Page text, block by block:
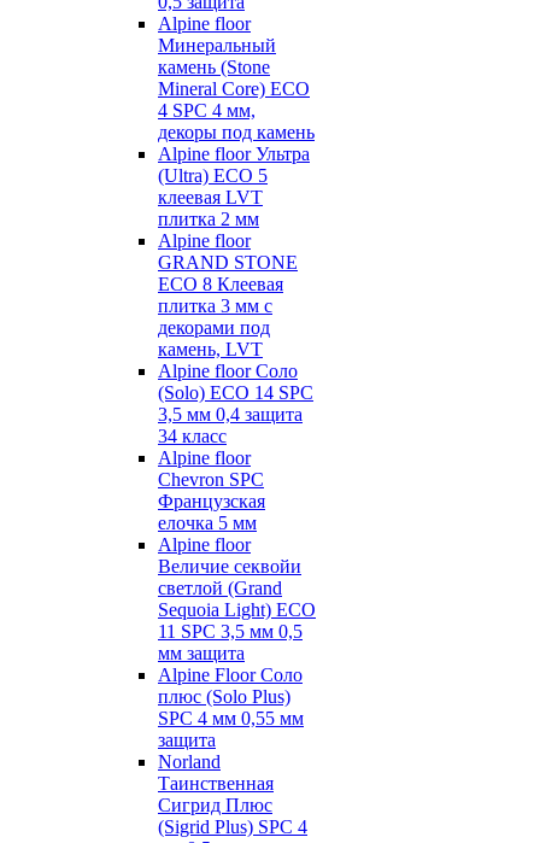
Alpine floor
Минеральный
камень (Stone
Mineral Core) ECO
4 SPC 4 мм,
декоры под камень
Alpine floor Ультра
(Ultra) ECO 5
клеевая LVT
плитка 2 мм
Alpine floor
GRAND STONE
ECO 8 Клеевая
плитка 3 мм с
декорами под
камень, LVT
Alpine floor Соло
(Solo) ECO 14 SPC
3,5 мм 0,4 защита
34 класс
Alpine floor
Chevron SPC
Французская
елочка 5 мм
Alpine floor
Величие секвойи
светлой (Grand
Sequoia Light) ECO
11 SPC 3,5 мм 0,5
мм защита
Alpine Floor Соло
плюс (Solo Plus)
SPC 4 мм 0,55 мм
защита
Norland
Таинственная
Сигрид Плюс
(Sigrid Plus) SPC 4